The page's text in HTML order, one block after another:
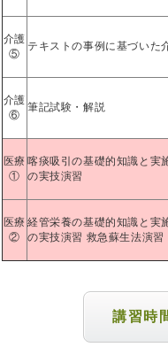
介護
⑤
テキストの事例に基づいた
介護
⑥
筆記試験・解説
医療
①
喀痰吸引の基礎的知識と実
の実技演習
医療
②
経管栄養の基礎的知識と実
の実技演習 救急蘇生法演習
講習時